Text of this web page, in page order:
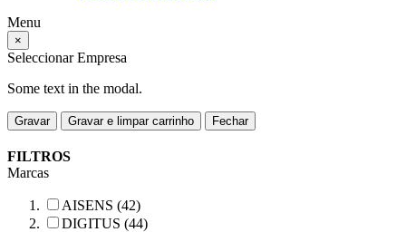
Menu
×
Seleccionar Empresa
Some text in the modal.
Gravar Gravar e limpar carrinho Fechar
FILTROS
Marcas
AISENS (42)
DIGITUS (44)